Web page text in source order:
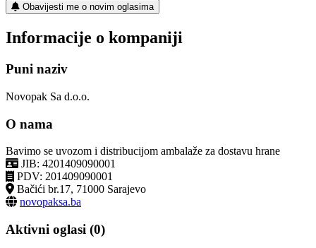
Obavijesti me o novim oglasima
Informacije o kompaniji
Puni naziv
Novopak Sa d.o.o.
O nama
Bavimo se uvozom i distribucijom ambalaže za dostavu hrane
JIB: 4201409090001
PDV: 201409090001
Bačići br.17, 71000 Sarajevo
novopaksa.ba
Aktivni oglasi (0)